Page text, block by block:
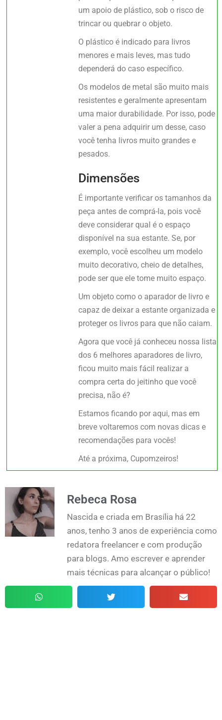
um apoio de plástico, sob o risco de
trincar ou quebrar o objeto.
O plástico é indicado para livros
menores e mais leves, mas tudo
dependerá do caso específico.
Os modelos de metal são muito mais
resistentes e geralmente apresentam
uma maior durabilidade. Por isso, pode
valer a pena adquirir um desse, caso
você tenha livros muito grandes e
pesados.
Dimensões
É importante verificar os tamanhos da
peça antes de comprá-la, pois você
deve considerar qual é o espaço
disponível na sua estante. Se, por
exemplo, você escolheu um modelo
muito decorativo, cheio de detalhes,
pode ser que ele tome muito espaço.
Um objeto como o aparador de livro e
capaz de deixar a estante organizada e
proteger os livros para que não caiam.
Agora que você já conheceu nossa lista
dos 6 melhores aparadores de livro,
ficou muito mais fácil realizar a
compra certa do jeitinho que você
precisa, não é?
Estamos ficando por aqui, mas em
breve voltaremos com novas dicas e
recomendações para vocês!
Até a próxima, Cupomzeiros!
Rebeca Rosa
Nascida e criada em Brasília há 22
anos, tenho 3 anos de experiência como
redatora freelancer e com produção
para blogs. Amo escrever e aprender
mais técnicas para alcançar o público!